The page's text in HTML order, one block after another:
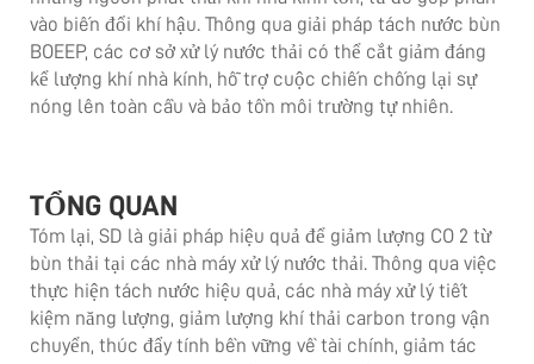
vào biến đổi khí hậu. Thông qua giải pháp tách nước bùn
BOEEP, các cơ sở xử lý nước thải có thể cắt giảm đáng
kể lượng khí nhà kính, hỗ trợ cuộc chiến chống lại sự
nóng lên toàn cầu và bảo tồn môi trường tự nhiên.
TỔNG QUAN
Tóm lại, SD là giải pháp hiệu quả để giảm lượng CO 2 từ
bùn thải tại các nhà máy xử lý nước thải. Thông qua việc
thực hiện tách nước hiệu quả, các nhà máy xử lý tiết
kiệm năng lượng, giảm lượng khí thải carbon trong vận
chuyển, thúc đẩy tính bền vững về tài chính, giảm tác